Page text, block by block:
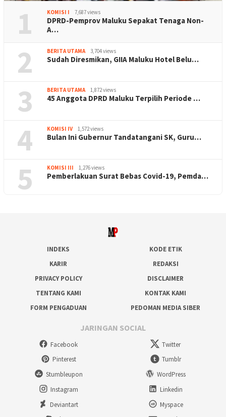
1 KOMISI I 7,687 views
DPRD-Pemprov Maluku Sepakat Tenaga Non-
A…
2 BERITA UTAMA 3,704 views
Sudah Diresmikan, GIIA Maluku Hotel Belu…
3 BERITA UTAMA 1,872 views
45 Anggota DPRD Maluku Terpilih Periode …
4 KOMISI IV 1,572 views
Bulan Ini Gubernur Tandatangani SK, Guru…
5 KOMISI III 1,276 views
Pemberlakuan Surat Bebas Covid-19, Pemda…
INDEKS
KODE ETIK
KARIR
REDAKSI
PRIVACY POLICY
DISCLAIMER
TENTANG KAMI
KONTAK KAMI
FORM PENGADUAN
PEDOMAN MEDIA SIBER
JARINGAN SOCIAL
Facebook
Twitter
Pinterest
Tumblr
Stumbleupon
WordPress
Instagram
Linkedin
Deviantart
Myspace